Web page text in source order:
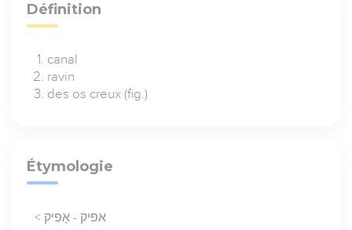
Définition
canal
ravin
des os creux (fig.)
Étymologie
< אפיק - אָפִיק